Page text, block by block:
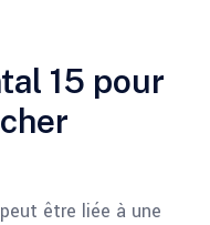
15 pour
être liée à une